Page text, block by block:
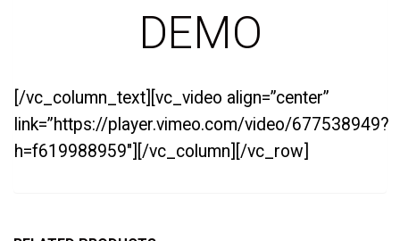
DEMO
[/vc_column_text][vc_video align=”center”
link=”https://player.vimeo.com/video/677538949?
h=f619988959″][/vc_column][/vc_row]